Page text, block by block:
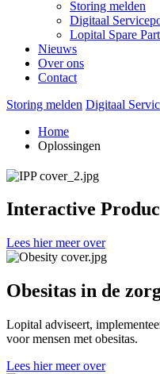
Storing melden
Digitaal
Lopital Spare
Nieuws
Over ons
Contact
Storing melden Digitaal
Home
Oplossingen
Interactive
Lees hier meer over
Obesitas in de
Lopital adviseert,
voor mensen met obesitas.
Lees hier meer over